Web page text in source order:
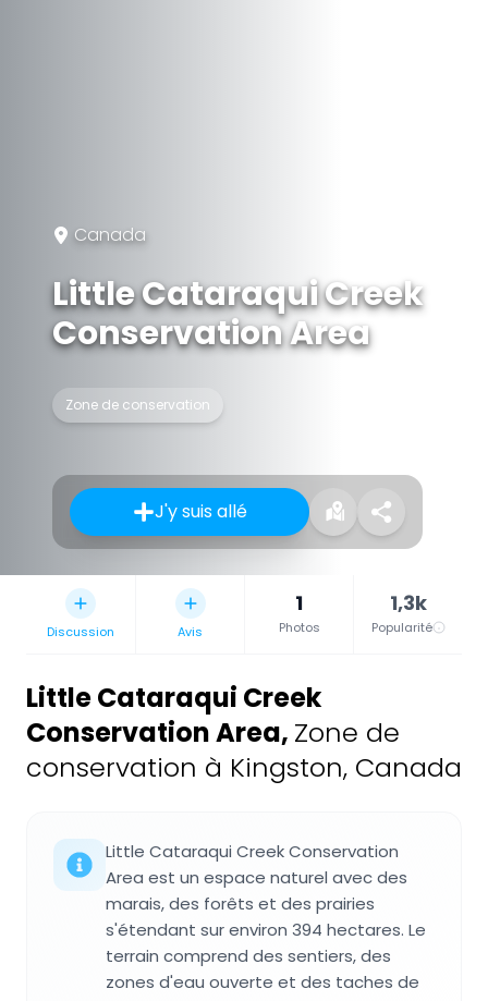
Canada
Little Cataraqui Creek
Conservation Area
Zone de conservation
J'y suis allé
Discussion Avis
1
Photos
1,3k
Popularité
Little Cataraqui Creek
Conservation Area, Zone de
conservation à Kingston, Canada
Little Cataraqui Creek Conservation
Area est un espace naturel avec des
marais, des forêts et des prairies
s'étendant sur environ 394 hectares. Le
terrain comprend des sentiers, des
zones d'eau ouverte et des taches de